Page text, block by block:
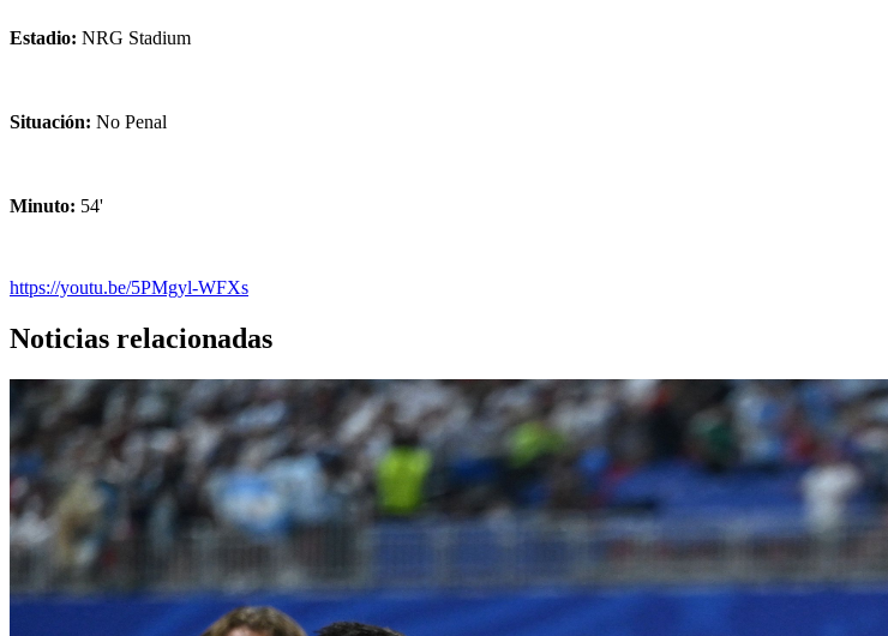
Estadio: NRG Stadium
Situación: No Penal
Minuto: 54'
https://youtu.be/5PMgyl-WFXs
Noticias relacionadas